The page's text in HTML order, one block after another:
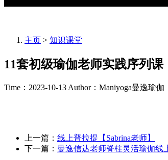
主页 > 知识课堂
11套初级瑜伽老师实践序列课
Time：2023-10-13 Author：Maniyoga曼逸瑜伽
上一篇： 线上普拉提【Sabrina老师】
下一篇： 曼逸信达老师脊柱灵活瑜伽线